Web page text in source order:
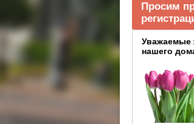
Просим
нашего